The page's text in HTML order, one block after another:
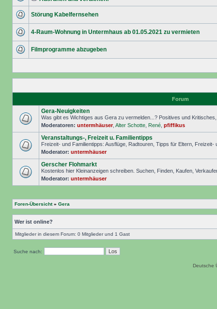
Störung Kabelfernsehen
4-Raum-Wohnung in Untermhaus ab 01.05.2021 zu vermieten
Filmprogramme abzugeben
Forum
Gera-Neuigkeiten
Was gibt es Wichtiges aus Gera zu vermelden...? Positives und
Moderatoren: untermhäuser, Alter Schotte René pfiffikus
Veranstaltungs-, Freizeit u. Familientipps
Freizeit- und Familientipps: Ausflüge, Radtouren, Tipps für Eltern, Freizeit-
Moderator: untermhäuser
Gerscher Flohmarkt
Kostenlos hier Kleinanzeigen schreiben. Suchen, Finden, Kaufen,
Moderator: untermhäuser
Foren-Übersicht» Gera
Wer ist online?
Mitglieder in diesem Forum: 0 Mitglieder und 1 Gast
Suche nach:
Deutsche